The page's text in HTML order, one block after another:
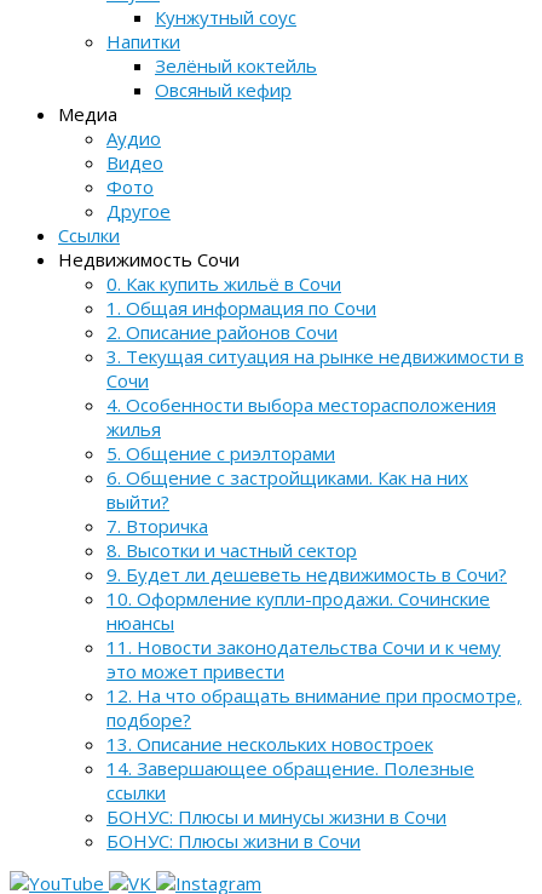
Кунжутный соус
Напитки
Зелёный коктейль
Овсяный кефир
Медиа
Аудио
Видео
Фото
Другое
Ссылки
Недвижимость Сочи
0. Как купить жильё в Сочи
1. Общая информация по Сочи
2. Описание районов Сочи
3. Текущая ситуация на рынке недвижимости в
Сочи
4. Особенности выбора месторасположения
жилья
5. Общение с риэлторами
6. Общение с застройщиками. Как на них
выйти?
7. Вторичка
8. Высотки и частный сектор
9. Будет ли дешеветь недвижимость в Сочи?
10. Оформление купли-продажи. Сочинские
нюансы
11. Новости законодательства Сочи и к чему
это может привести
12. На что обращать внимание при просмотре,
подборе?
13. Описание нескольких новостроек
14. Завершающее обращение. Полезные
ссылки
БОНУС: Плюсы и минусы жизни в Сочи
БОНУС: Плюсы жизни в Сочи